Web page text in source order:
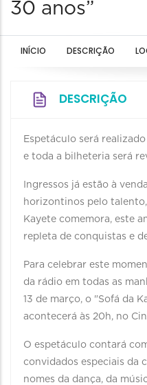
30 anos”
INÍCIO DESCRIÇÃO
DESCRIÇÃO
Espetáculo será
e toda a bilheteria será
Ingressos já estão à
horizontinos pelo
Kayete comemora, este
repleta de conquistas e
Para celebrar este
da rádio em todas as
13 de março, o "Sofá da
acontecerá às 20h, no
O espetáculo contará
convidados especiais da
nomes da dança, da